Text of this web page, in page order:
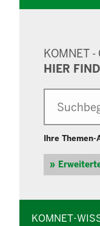
KOMNET -
HIER
Ihre Themen-
KOMNET-